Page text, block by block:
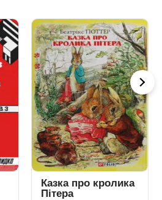
Казка про кролика
Пітера